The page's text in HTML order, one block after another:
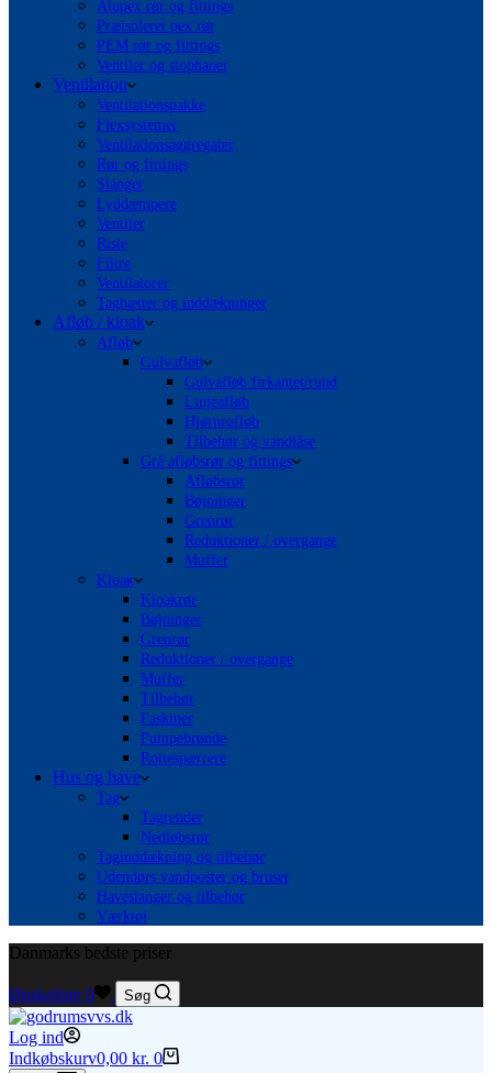
Alupex rør og fittings
Præisoleret pex rør
PEM rør og fittings
Ventiler og stophaner
Ventilation
Ventilationspakke
Flexsystemer
Ventilationsaggregater
Rør og fittings
Slanger
Lyddæmpere
Ventiler
Riste
Filtre
Ventilatorer
Taghætter og inddækninger
Afløb / kloak
Afløb
Gulvafløb
Gulvafløb firkantet/rund
Linjeafløb
Hjørneafløb
Tilbehør og vandlåse
Grå afløbsrør og fittings
Afløbsrør
Bøjninger
Grenrør
Reduktioner / overgange
Muffer
Kloak
Kloakrør
Bøjninger
Grenrør
Reduktioner / overgange
Muffer
Tilbehør
Faskiner
Pumpebrønde
Rottespærrere
Hus og have
Tag
Tagrender
Nedløbsrør
Taginddækning og tilbehør
Udendørs vandposter og bruser
Haveslanger og tilbehør
Værktøj
Danmarks bedste priser
Ønskeliste 0 Søg
Log ind
Indkøbskurv0,00 kr. 0